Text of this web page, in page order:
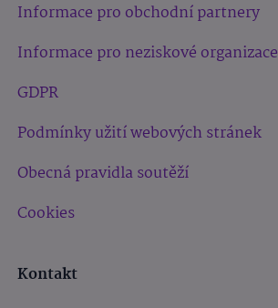
Informace pro obchodní partnery
Informace pro neziskové organizace
GDPR
Podmínky užití webových stránek
Obecná pravidla soutěží
Cookies
Kontakt